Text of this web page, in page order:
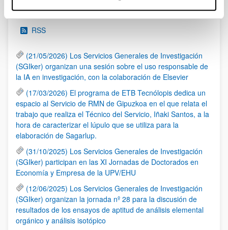
Noticias
RSS
(21/05/2026) Los Servicios Generales de Investigación
(SGIker) organizan una sesión sobre el uso responsable de
la IA en investigación, con la colaboración de Elsevier
(17/03/2026) El programa de ETB Tecnólopis dedica un
espacio al Servicio de RMN de Gipuzkoa en el que relata el
trabajo que realiza el Técnico del Servicio, Iñaki Santos, a la
hora de caracterizar el lúpulo que se utiliza para la
elaboración de Sagarlup.
(31/10/2025) Los Servicios Generales de Investigación
(SGIker) participan en las XI Jornadas de Doctorados en
Economía y Empresa de la UPV/EHU
(12/06/2025) Los Servicios Generales de Investigación
(SGIker) organizan la jornada nº 28 para la discusión de
resultados de los ensayos de aptitud de análisis elemental
orgánico y análisis isotópico